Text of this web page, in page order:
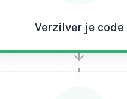
Verzilver je code